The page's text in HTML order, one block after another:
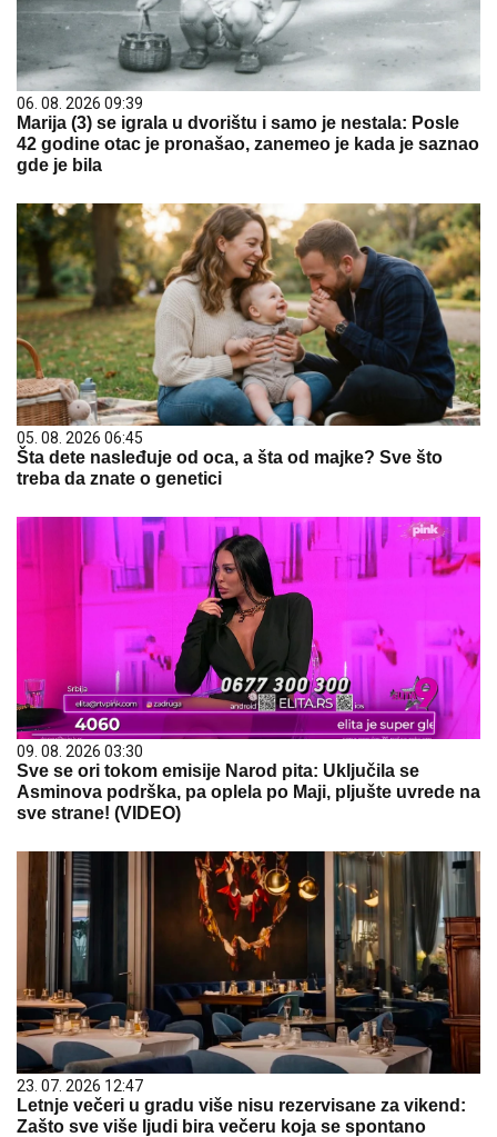
06. 08. 2026 09:39
Marija (3) se igrala u dvorištu i samo je nestala: Posle
42 godine otac je pronašao, zanemeo je kada je saznao
gde je bila
05. 08. 2026 06:45
Šta dete nasleđuje od oca, a šta od majke? Sve što
treba da znate o genetici
09. 08. 2026 03:30
Sve se ori tokom emisije Narod pita: Uključila se
Asminova podrška, pa oplela po Maji, pljušte uvrede na
sve strane! (VIDEO)
23. 07. 2026 12:47
Letnje večeri u gradu više nisu rezervisane za vikend:
Zašto sve više ljudi bira večeru koja se spontano